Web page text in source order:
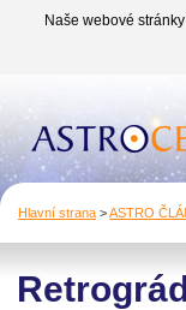
Naše webové
Hlavní strana >ASTRO